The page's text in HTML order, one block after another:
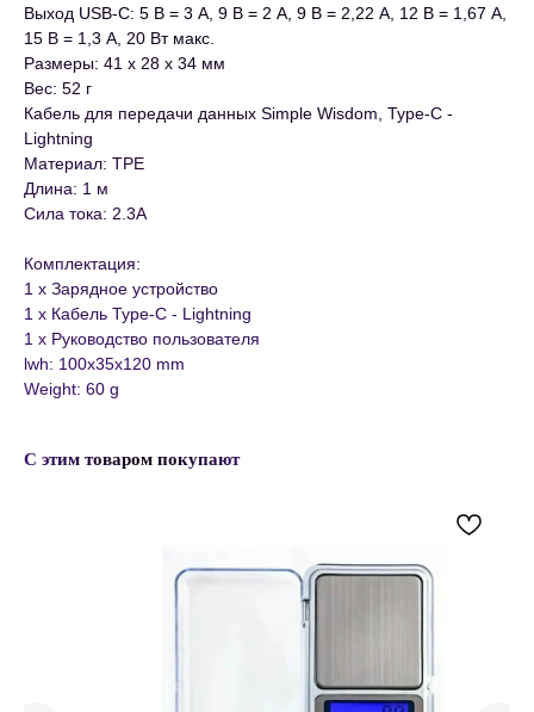
Выход USB-C: 5 В = 3 А, 9 В = 2 А, 9 В = 2,22 А, 12 В = 1,67 А,
15 В = 1,3 А, 20 Вт макс.
Размеры: 41 x 28 x 34 мм
Вес: 52 г
Кабель для передачи данных Simple Wisdom, Type-C -
Lightning
Материал: TPE
Длина: 1 м
Сила тока: 2.3A
Комплектация:
1 x Зарядное устройство
1 x Кабель Type-C - Lightning
1 x Руководство пользователя
lwh: 100x35x120 mm
Weight: 60 g
С этим товаром покупают